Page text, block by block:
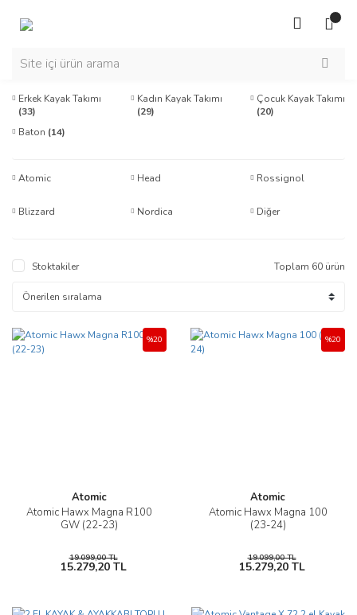
Erkek Kayak Takımı
(33)
Kadın Kayak Takımı
(29)
Çocuk Kayak Takımı
(20)
Baton (14)
Atomic Head Rossignol
Blizzard Nordica Diğer
Stoktakiler Toplam 60 ürün
Atomic
Atomic Hawx Magna R100
GW (22-23)
%20
19.099,00 TL
15.279,20 TL
Atomic
Atomic Hawx Magna 100
(23-24)
%20
19.099,00 TL
15.279,20 TL